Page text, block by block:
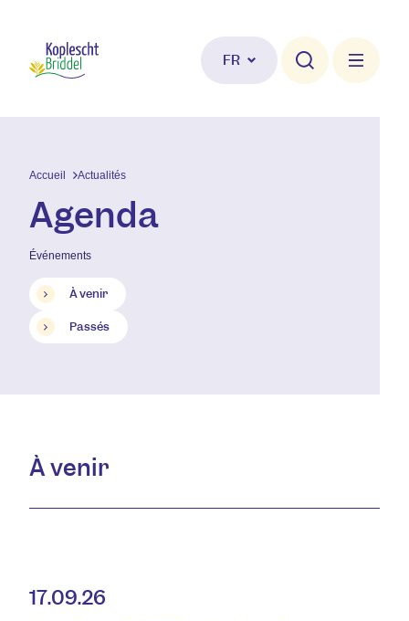
FR
Accueil Actualités
Agenda
Événements
À venir
Passés
À venir
17.09.26